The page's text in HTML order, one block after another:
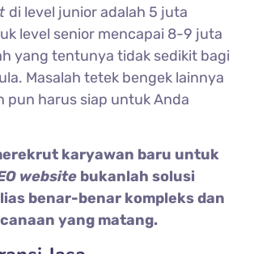
di level junior adalah 5 juta
level senior mencapai 8-9 juta
yang tentunya tidak sedikit bagi
Masalah tetek bengek lainnya
pun harus siap untuk Anda
karyawan baru untuk
website bukanlah solusi
benar-benar kompleks dan
yang matang.